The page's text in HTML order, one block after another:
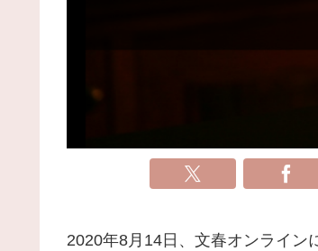
2020年8月14日、文春オンライン